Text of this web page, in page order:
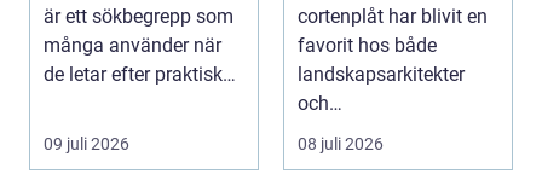
är ett sökbegrepp som
många använder när
de letar efter praktiska
09 juli 2026
cortenplåt har blivit en
favorit hos både
landskapsarkitekter
och
trädgårdsentusiaster.
Det är ett m...
08 juli 2026